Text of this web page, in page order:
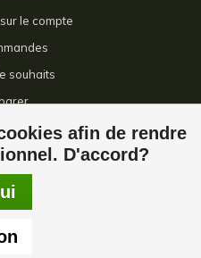
afin de rendre
D'accord?
le compte
souhaits
produits